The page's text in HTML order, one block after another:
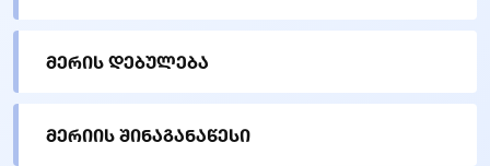
მერის დებულება
მერიის შინაგანაწესი